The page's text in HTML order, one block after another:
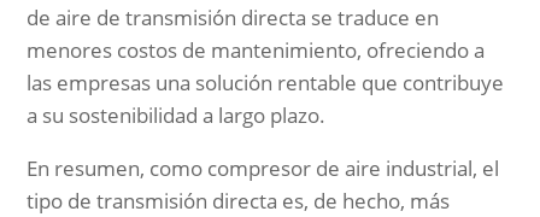
de aire de transmisión directa se traduce en
menores costos de mantenimiento, ofreciendo a
las empresas una solución rentable que contribuye
a su sostenibilidad a largo plazo.
En resumen, como compresor de aire industrial, el
tipo de transmisión directa es, de hecho, más